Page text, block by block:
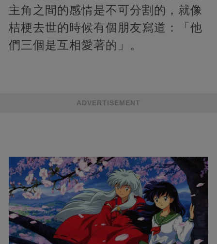
主角之間的感情是不可分割的，就像
桔梗去世的時候有個朋友寫道：「他
們三個是互相愛著的」。
ADVERTISEMENT